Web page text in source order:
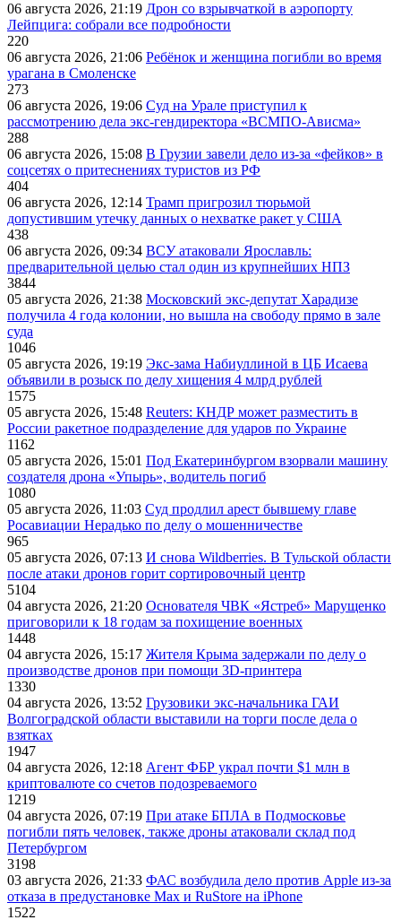
06 августа 2026, 21:19 Дрон со взрывчаткой в аэропорту
Лейпцига: собрали все подробности
220
06 августа 2026, 21:06 Ребёнок и женщина погибли во время
урагана в Смоленске
273
06 августа 2026, 19:06 Суд на Урале приступил к
рассмотрению дела экс-гендиректора «ВСМПО-Ависма»
288
06 августа 2026, 15:08 В Грузии завели дело из-за «фейков» в
соцсетях о притеснениях туристов из РФ
404
06 августа 2026, 12:14 Трамп пригрозил тюрьмой
допустившим утечку данных о нехватке ракет у США
438
06 августа 2026, 09:34 ВСУ атаковали Ярославль:
предварительной целью стал один из крупнейших НПЗ
3844
05 августа 2026, 21:38 Московский экс-депутат Харадизе
получила 4 года колонии, но вышла на свободу прямо в зале
суда
1046
05 августа 2026, 19:19 Экс-зама Набиуллиной в ЦБ Исаева
объявили в розыск по делу хищения 4 млрд рублей
1575
05 августа 2026, 15:48 Reuters: КНДР может разместить в
России ракетное подразделение для ударов по Украине
1162
05 августа 2026, 15:01 Под Екатеринбургом взорвали машину
создателя дрона «Упырь», водитель погиб
1080
05 августа 2026, 11:03 Суд продлил арест бывшему главе
Росавиации Нерадько по делу о мошенничестве
965
05 августа 2026, 07:13 И снова Wildberries. В Тульской области
после атаки дронов горит сортировочный центр
5104
04 августа 2026, 21:20 Основателя ЧВК «Ястреб» Марущенко
приговорили к 18 годам за похищение военных
1448
04 августа 2026, 15:17 Жителя Крыма задержали по делу о
производстве дронов при помощи 3D‑принтера
1330
04 августа 2026, 13:52 Грузовики экс-начальника ГАИ
Волгоградской области выставили на торги после дела о
взятках
1947
04 августа 2026, 12:18 Агент ФБР украл почти $1 млн в
криптовалюте со счетов подозреваемого
1219
04 августа 2026, 07:19 При атаке БПЛА в Подмосковье
погибли пять человек, также дроны атаковали склад под
Петербургом
3198
03 августа 2026, 21:33 ФАС возбудила дело против Apple из-за
отказа в предустановке Max и RuStore на iPhone
1522